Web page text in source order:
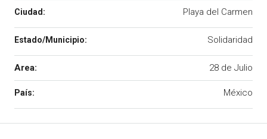
Playa del Carmen
Solidaridad
Area: 28 de Julio
México